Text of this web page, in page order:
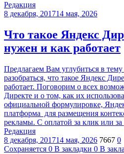
Редакция
8 декабря, 201714 мая, 2026
Что такое Яндекс
нужен и как работает
Предлагаем Вам углубиться в
разобраться, что такое Яндекс
работает. Поговорим о всех
Директе и о том, как их
официальной формулировке,
платформа для размещения
рекламы. С оплатой за клик или
Редакция
8 декабря, 201714 мая, 2026 7667 0
Сохраняется 0 В закладки 0 В